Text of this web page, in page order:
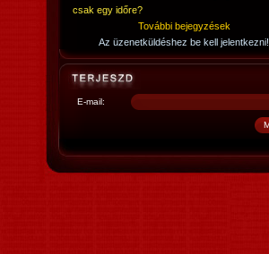
csak egy időre?
További bejegyzések
Az üzenetküldéshez be kell jelentkezni!
E-mail: